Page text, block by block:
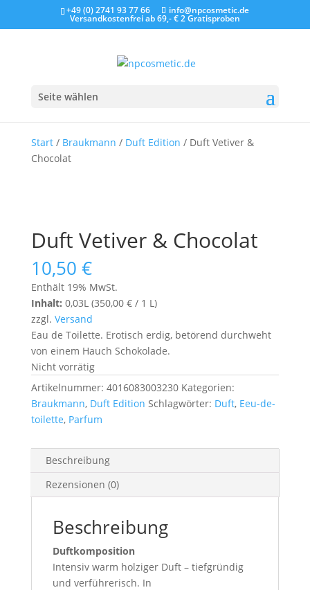
+49 (0) 2741 93 77 66 info@npcosmetic.de
Versandkostenfrei ab 69,- €2 Gratisproben
Seite wählen
Start/ Braukmann / Duft Edition / Duft Vetiver &
Chocolat
Duft Vetiver & Chocolat
10,50 €
Enthält 19% MwSt.
Inhalt: 0,03L (350,00 €/ 1 L)
zzgl. Versand
Eau de Toilette. Erotisch erdig, betörend durchweht
von einem Hauch Schokolade.
Nicht vorrätig
Artikelnummer: 4016083003230 Kategorien:
Braukmann, Duft Edition Schlagwörter: Duft, Eeu-de-
toilette, Parfum
Beschreibung
Rezensionen (0)
Beschreibung
Duftkomposition
Intensiv warm holziger Duft – tiefgründig
und verführerisch. In